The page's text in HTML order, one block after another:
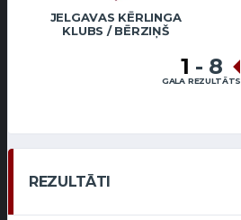
JELGAVAS KĒRLINGA
KLUBS / BĒRZIŅŠ
1 - 8
GALA REZULTĀTS
REZULTĀTI